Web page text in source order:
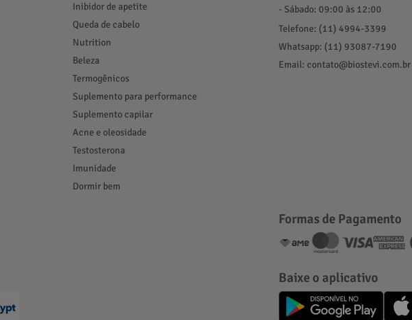
Inibidor de apetite
Queda de cabelo
Nutrition
Beleza
Termogênicos
Suplemento para performance
Suplemento capilar
Acne e oleosidade
Testosterona
Imunidade
Dormir bem
- Sábado: 09:00 às 12:00
Telefone: (11) 4994-3399
Whatsapp: (11) 93087-7190
Email: contato@biostevi.com.br
Formas de Pagamento
Baixe o aplicativo